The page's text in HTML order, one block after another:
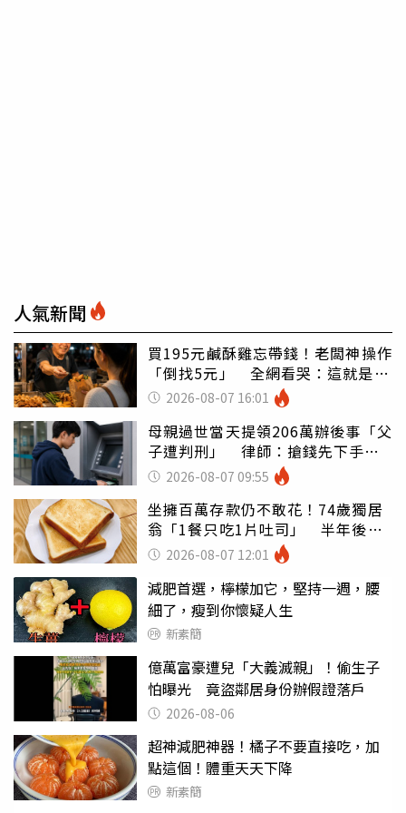
人氣新聞
買195元鹹酥雞忘帶錢！老闆神操作
「倒找5元」 全網看哭：這就是台
灣 2026-08-07 16:01
母親過世當天提領206萬辦後事「父
子遭判刑」 律師：搶錢先下手是
罪 2026-08-07 09:55
坐擁百萬存款仍不敢花！74歲獨居
翁「1餐只吃1片吐司」 半年後暴
瘦嚇壞女兒
2026-08-07 12:01
減肥首選，檸檬加它，堅持一週，腰
細了，瘦到你懷疑人生
新素簡
億萬富豪遭兒「大義滅親」！偷生子
怕曝光 竟盜鄰居身份辦假證落戶
2026-08-06
超神減肥神器！橘子不要直接吃，加
點這個！體重天天下降
新素簡